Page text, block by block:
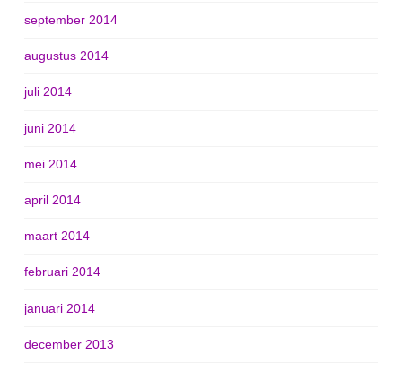
september 2014
augustus 2014
juli 2014
juni 2014
mei 2014
april 2014
maart 2014
februari 2014
januari 2014
december 2013